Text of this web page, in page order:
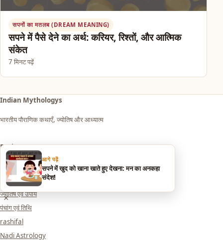
सपनों का मतलब (DREAM MEANING)
सपने में पैसे देने का अर्थ: करियर, रिश्तों, और आत्मिक
संकेत
7 मिनट पढ़ें
आगे पढ़ें
सपने में खुद को खाना खाते हुए देखना: मन का अनकहा
संदेश!
×
Indian Mythologys
भारतीय पौराणिक कथाएँ, ज्योतिष और आध्यात्म
Explore
आध्यात्म एवं धर्म
सपनों का मतलब (Dream Meaning)
ज्योतिष एवं उपाय
पंचांग एवं तिथि
rashifal
Nadi Astrology